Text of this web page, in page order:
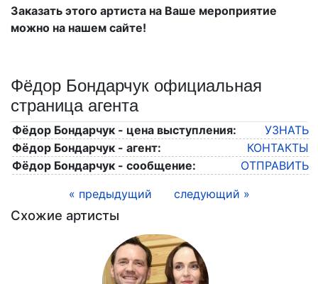
Заказать этого артиста на Ваше мероприятие
можно на нашем сайте!
Фёдор Бондарчук официальная
страница агента
Фёдор Бондарчук - цена выступления:
УЗНАТЬ
Фёдор Бондарчук - агент:
КОНТАКТЫ
Фёдор Бондарчук - сообщение:
ОТПРАВИТЬ
« предыдущий
следующий »
Схожие артисты